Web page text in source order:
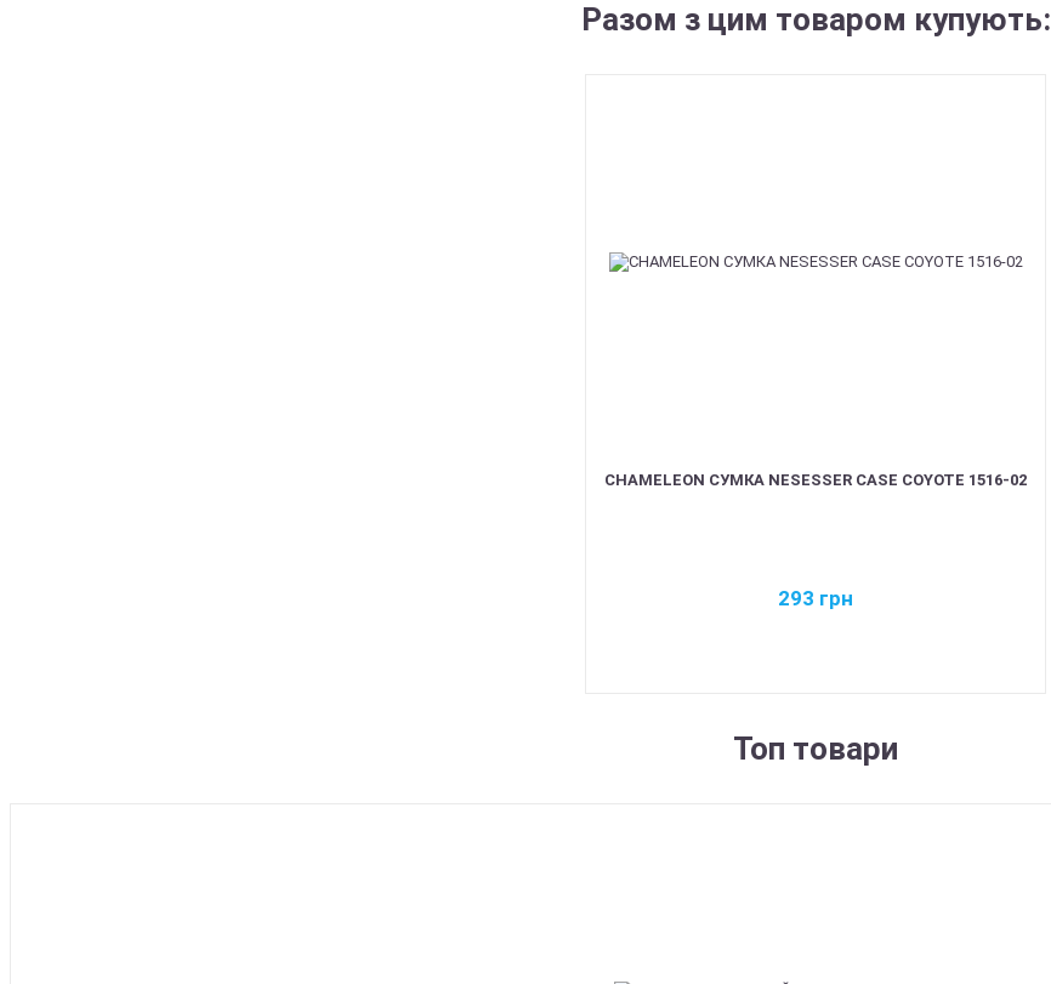
Разом з цим товаром купують:
CHAMELEON СУМКА NESESSER CASE COYOTE 1516-02
293 грн
Топ товари